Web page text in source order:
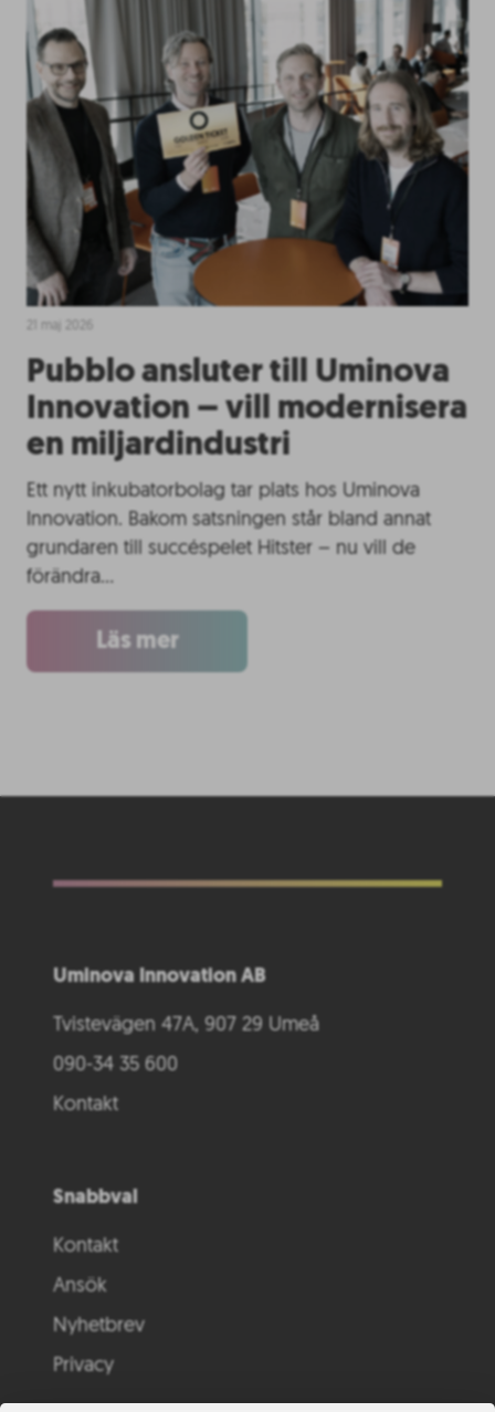
Pubblo ansluter till Uminova
Innovation – vill modernisera
en miljardindustri
Ett nytt inkubatorbolag tar plats hos Uminova
Innovation. Bakom satsningen står bland annat
grundaren till succéspelet Hitster – nu vill de
förändra…
Läs mer
Uminova Innovation AB
Tvistevägen 47A, 907 29 Umeå
090-34 35 600
Kontakt
Snabbval
Kontakt
Ansök
Nyhetbrev
Privacy